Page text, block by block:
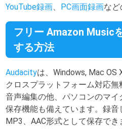
YouTube録画
PC画面録画など
フリー Amazon Music
する方法
Audacityは、Windows, Mac OS
クロスプラットフォーム対応無
音声編集の他、パソコンのマイ
保存機能も備えています。録音
MP3、AAC形式として保存で